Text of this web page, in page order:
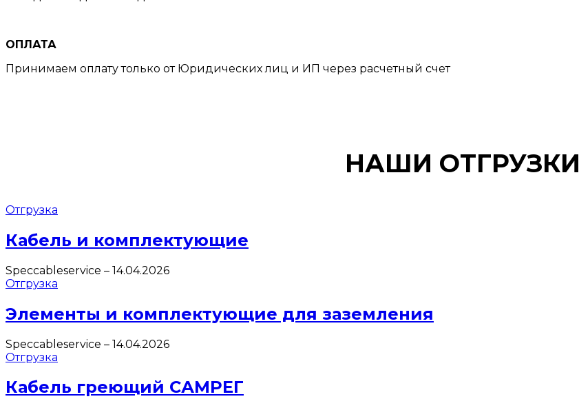
ОПЛАТА
Принимаем оплату только от Юридических лиц и ИП через расчетный счет
НАШИ ОТГРУЗКИ
Отгрузка
Кабель и комплектующие
Speccableservice – 14.04.2026
Отгрузка
Элементы и комплектующие для заземления
Speccableservice – 14.04.2026
Отгрузка
Кабель греющий САМРЕГ